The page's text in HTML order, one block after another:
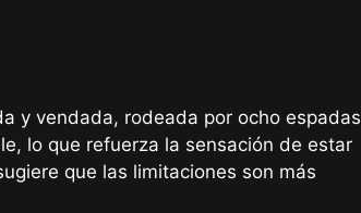
y vendada, rodeada por ocho espadas
lo que refuerza la sensación de estar
que las limitaciones son más